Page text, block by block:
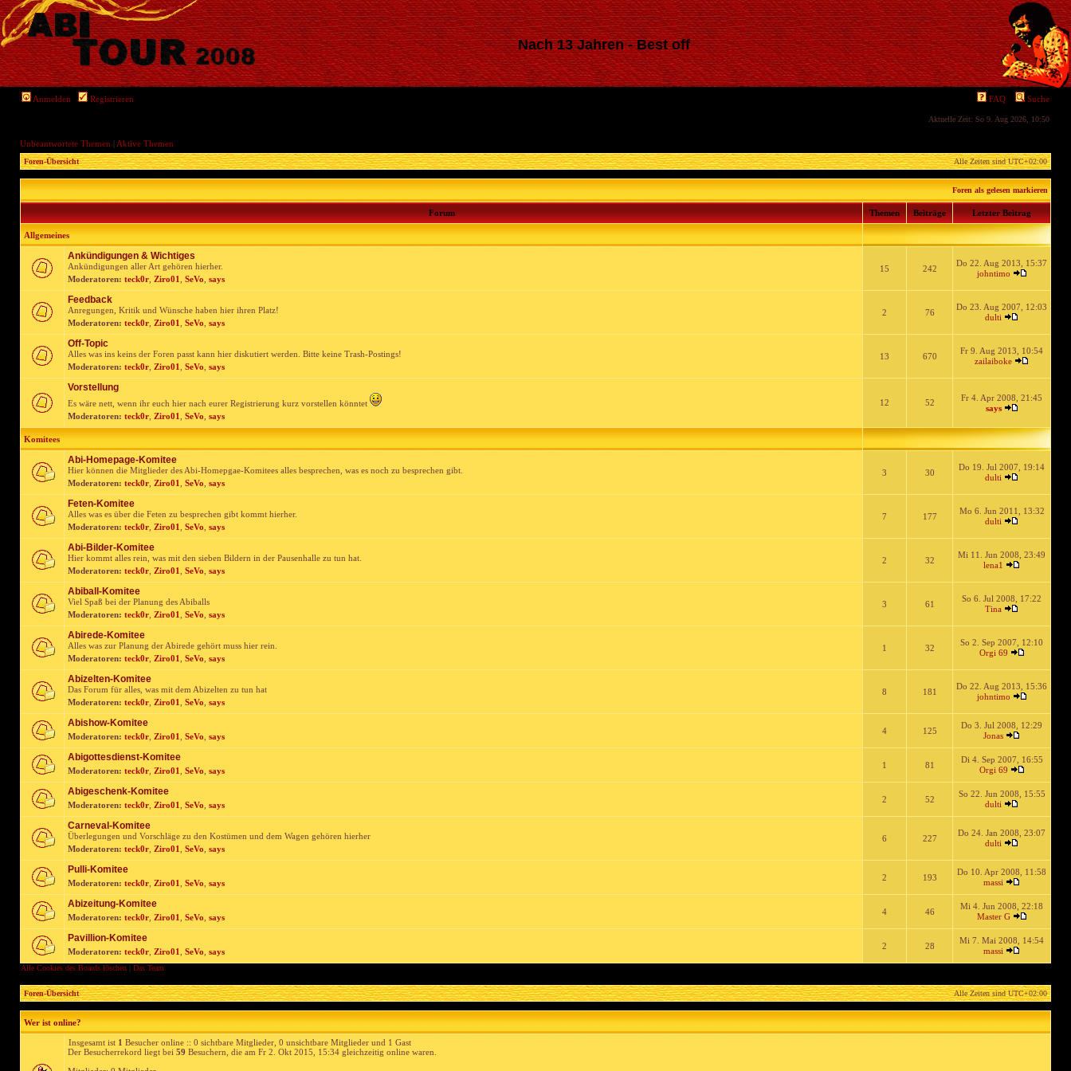
Nach 13 Jahren - Best off
Anmelden Registrieren FAQ Suche
Aktuelle Zeit: So 9. Aug 2026, 10:50
Unbeantwortete Themen | Aktive Themen
Foren-Übersicht Alle Zeiten sindUTC+02:00
Foren als gelesen markieren
Forum Themen Beiträge Letzter Beitrag
Allgemeines
Ankündigungen & Wichtiges
Ankündigungen aller Art gehören hierher.
Moderatoren: teck0r Ziro01 SeVo says
15 242
Do 22. Aug 2013, 15:37
johntimo
Feedback
Anregungen, Kritik und Wünsche haben hier ihren Platz!
Moderatoren: teck0r Ziro01 SeVo says
2 76
Do 23. Aug 2007, 12:03
dulti
Off-Topic
Alles was ins keins der Foren passt kann hier diskutiert werden. Bitte keine Trash-Postings!
Moderatoren: teck0r Ziro01 SeVo says
13 670
Fr 9. Aug 2013, 10:54
zailaiboke
Vorstellung
Es wäre nett, wenn ihr euch hier nach eurer Registrierung kurz vorstellen könntet
Moderatoren: teck0r Ziro01 SeVo says
12 52
Fr 4. Apr 2008, 21:45
says
Komitees
Abi-Homepage-Komitee
Hier können die Mitglieder des Abi-Homepgae-Komitees alles besprechen, was es noch zu besprechen gibt.
Moderatoren: teck0r Ziro01 SeVo says
3 30
Do 19. Jul 2007, 19:14
dulti
Feten-Komitee
Alles was es über die Feten zu besprechen gibt kommt hierher.
Moderatoren: teck0r Ziro01 SeVo says
7 177
Mo 6. Jun 2011, 13:32
dulti
Abi-Bilder-Komitee
Hier kommt alles rein, was mit den sieben Bildern in der Pausenhalle zu tun hat.
Moderatoren: teck0r Ziro01 SeVo says
2 32
Mi 11. Jun 2008, 23:49
lena1
Abiball-Komitee
Viel Spaß bei der Planung des Abiballs
Moderatoren: teck0r Ziro01 SeVo says
3 61
So 6. Jul 2008, 17:22
Tina
Abirede-Komitee
Alles was zur Planung der Abirede gehört muss hier rein.
Moderatoren: teck0r Ziro01 SeVo says
1 32
So 2. Sep 2007, 12:10
Orgi 69
Abizelten-Komitee
Das Forum für alles, was mit dem Abizelten zu tun hat
Moderatoren: teck0r Ziro01 SeVo says
8 181
Do 22. Aug 2013, 15:36
johntimo
Abishow-Komitee
Moderatoren: teck0r Ziro01 SeVo says
4 125
Do 3. Jul 2008, 12:29
Jonas
Abigottesdienst-Komitee
Moderatoren: teck0r Ziro01 SeVo says
1 81
Di 4. Sep 2007, 16:55
Orgi 69
Abigeschenk-Komitee
Moderatoren: teck0r Ziro01 SeVo says
2 52
So 22. Jun 2008, 15:55
dulti
Carneval-Komitee
Überlegungen und Vorschläge zu den Kostümen und dem Wagen gehören hierher
Moderatoren: teck0r Ziro01 SeVo says
6 227
Do 24. Jan 2008, 23:07
dulti
Pulli-Komitee
Moderatoren: teck0r Ziro01 SeVo says
2 193
Do 10. Apr 2008, 11:58
massi
Abizeitung-Komitee
Moderatoren: teck0r Ziro01 SeVo says
4 46
Mi 4. Jun 2008, 22:18
Master G
Pavillion-Komitee
Moderatoren: teck0r Ziro01 SeVo says
2 28
Mi 7. Mai 2008, 14:54
massi
Alle Cookies des Boards löschen | Das Team
Foren-Übersicht Alle Zeiten sindUTC+02:00
Wer ist online?
Insgesamt ist 1 Besucher online :: 0 sichtbare Mitglieder, 0 unsichtbare Mitglieder und 1 Gast
Der Besucherrekord liegt bei 59 Besuchern, die am Fr 2. Okt 2015, 15:34 gleichzeitig online waren.